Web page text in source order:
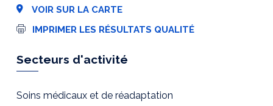
VOIR SUR LA CARTE
I
e
s
i
o
IMPRIMER LES RÉSULTATS QUALITÉ
Secteurs d'activité
Soins médicaux et de réadaptation